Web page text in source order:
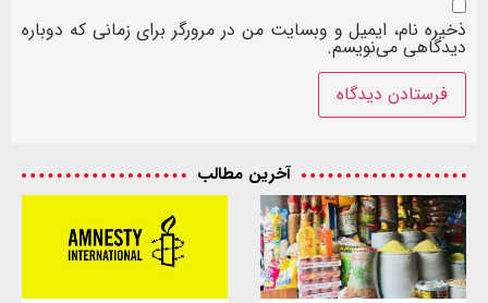
ذخیره نام، ایمیل و وبسایت من در مرورگر برای زمانی که دوباره
دیدگاهی می‌نویسم.
آخرین مطالب